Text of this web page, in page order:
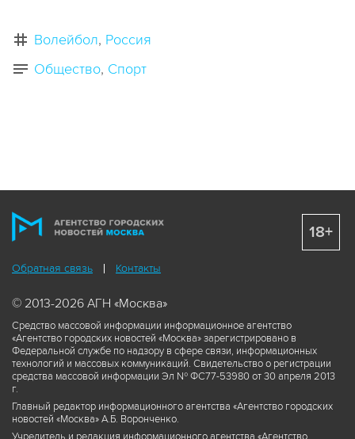
Волейбол Россия
Общество Спорт
Обратная связь Контакты
© 2013-2026 АГН «Москва»
Средство массовой информации информационное агентство
«Агентство городских новостей «Москва» зарегистрировано в
Федеральной службе по надзору в сфере связи, информационных
технологий и массовых коммуникаций. Свидетельство о регистрации
средства массовой информации Эл № ФС77-53980 от 30 апреля 2013
г.
Главный редактор информационного агентства «Агентство городских
новостей «Москва» А.Б. Воронченко.
18+